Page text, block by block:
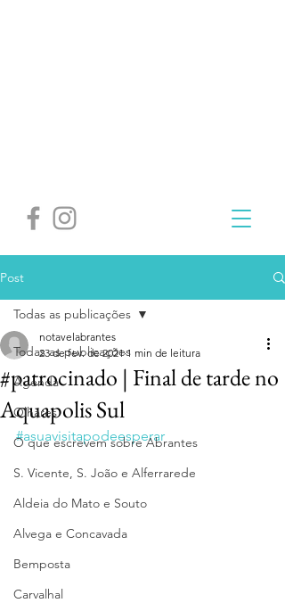
Post
Todas as publicações
Agenda
Olhares
O que escrevem sobre Abrantes
S. Vicente, S. João e Alferrarede
Aldeia do Mato e Souto
Alvega e Concavada
Bemposta
Carvalhal
Todas as publicações
#patrocinado | Final de tarde no
Aquapolis Sul
notavelabrantes
23 de fev. de 2021 1 min de leitura
#asuavisitapodeesperar